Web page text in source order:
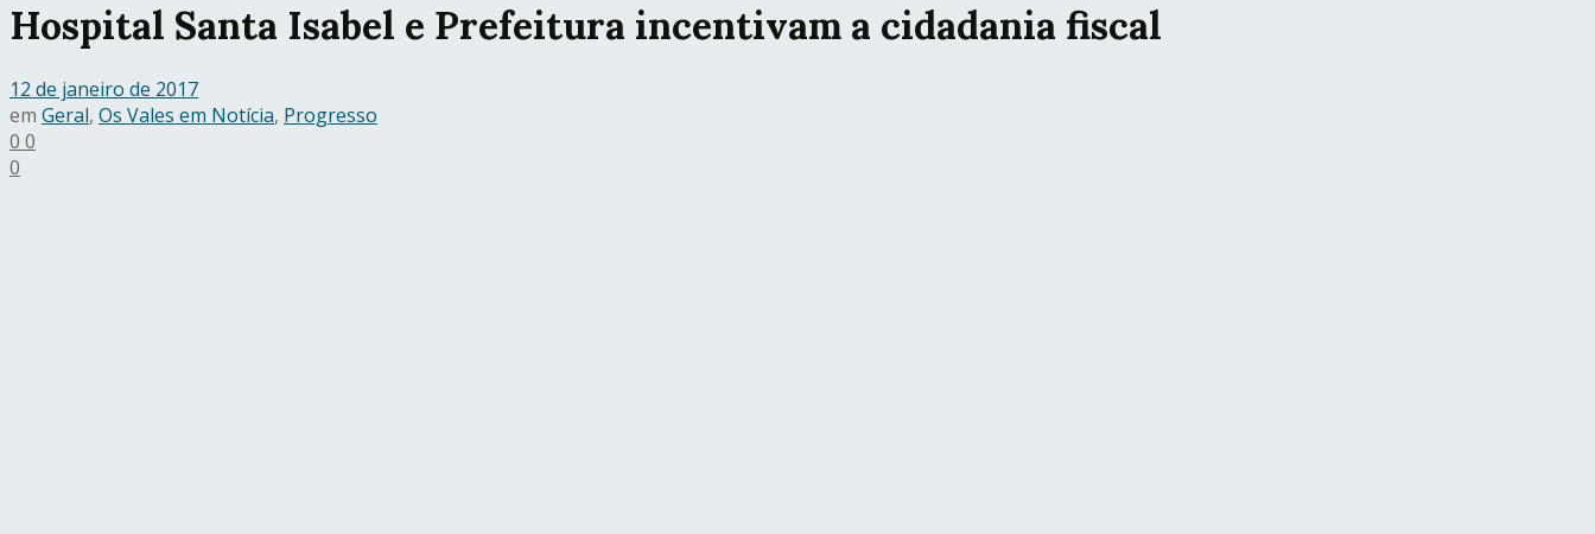
Hospital Santa Isabel e Prefeitura incentivam a cidadania fiscal
12 de janeiro de 2017
em Geral, Os Vales em Notícia, Progresso
0 0
0